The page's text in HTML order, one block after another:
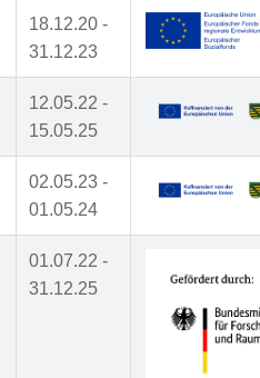
18.12.20 -
31.12.23
12.05.22 -
15.05.25
02.05.23 -
01.05.24
01.07.22 -
31.12.25